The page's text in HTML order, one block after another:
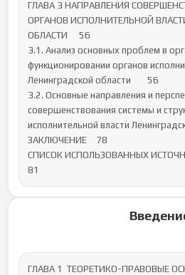
ГЛАВА 3 НАПРАВЛЕНИЯ
ОРГАНОВ ИСПОЛНИТЕЛЬНОЙ
ОБЛАСТИ	56
3.1. Анализ основных проблем в
функционировании органов
Ленинградской области	56
3.2. Основные направления и
совершенствования системы и
исполнительной власти
ЗАКЛЮЧЕНИЕ	78
СПИСОК ИСПОЛЬЗОВАННЫХ
81
ГЛАВА 1  ТЕОРЕТИКО-ПРАВОВЫЕ